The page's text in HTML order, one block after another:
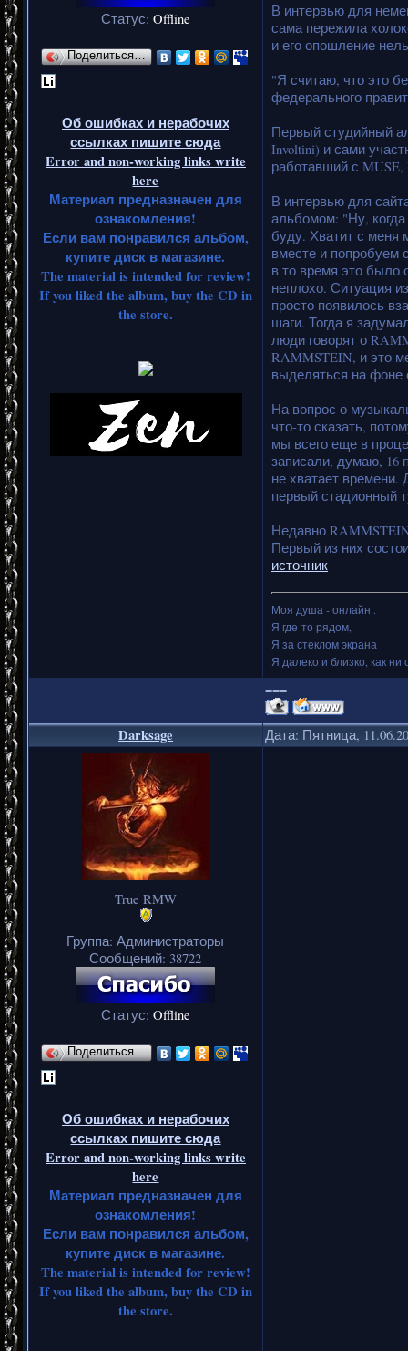
Статус: Offline
Поделиться…
Об ошибках и нерабочих
ссылках пишите сюда
Error and non-working links write
here
Материал предназначен для
ознакомления!
Если вам понравился альбом,
купите диск в магазине.
The material is intended for review!
If you liked the album, buy the CD in
the store.
В интервью для
сама пережила
и его опошление
"Я считаю, что это
федерального
Первый студийный
Involtini) и сами
работавший с
В интервью для
альбомом: "Ну,
буду. Хватит с меня
вместе и попробуем
в то время это было
неплохо. Ситуация
просто появилось
шаги. Тогда я
люди говорят о
RAMMSTEIN, и это
выделяться на
На вопрос о
что-то сказать,
мы всего еще в
записали, думаю, 16
не хватает
первый стадионный
Недавно
Первый из них
источник
Моя душа - онлайн..
Я где-то рядом,
Я за стеклом экрана
Я далеко и близко, как ни
===
Darksage Дата: Пятница,
True RMW
Группа: Администраторы
Сообщений: 38722
Статус: Offline
Поделиться…
Об ошибках и нерабочих
ссылках пишите сюда
Error and non-working links write
here
Материал предназначен для
ознакомления!
Если вам понравился альбом,
купите диск в магазине.
The material is intended for review!
If you liked the album, buy the CD in
the store.